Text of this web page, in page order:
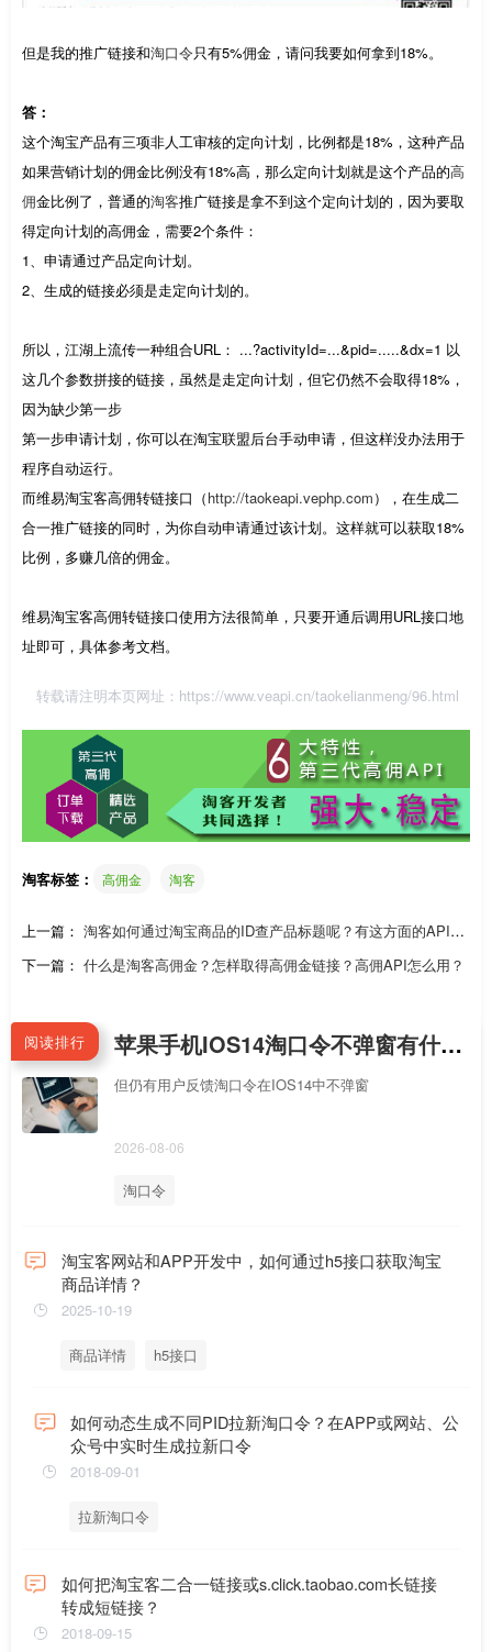
但是我的推广链接和淘口令只有5%佣金，请问我要如何拿到18%。
答：
这个淘宝产品有三项非人工审核的定向计划，比例都是18%，这种产品
如果营销计划的佣金比例没有18%高，那么定向计划就是这个产品的高
佣金比例了，普通的淘客推广链接是拿不到这个定向计划的，因为要取
得定向计划的高佣金，需要2个条件：
1、申请通过产品定向计划。
2、生成的链接必须是走定向计划的。
所以，江湖上流传一种组合URL： ...?activityId=...&pid=.....&dx=1 以
这几个参数拼接的链接，虽然是走定向计划，但它仍然不会取得18%，
因为缺少第一步
第一步申请计划，你可以在淘宝联盟后台手动申请，但这样没办法用于
程序自动运行。
而维易淘宝客高佣转链接口（http://taokeapi.vephp.com），在生成二
合一推广链接的同时，为你自动申请通过该计划。这样就可以获取18%
比例，多赚几倍的佣金。
维易淘宝客高佣转链接口使用方法很简单，只要开通后调用URL接口地
址即可，具体参考文档。
转载请注明本页网址： https://www.veapi.cn/taokelianmeng/96.html
淘客标签： 高佣金 淘客
上一篇： 淘客如何通过淘宝商品的ID查产品标题呢？有这方面的API
吗？
下一篇： 什么是淘客高佣金？怎样取得高佣金链接？高佣API怎么用？
阅读排行 苹果手机IOS14淘口令不弹窗有什么解决办法？
但仍有用户反馈淘口令在IOS14中不弹窗
2026-08-06
淘口令
淘宝客网站和APP开发中，如何通过h5接口获取淘宝
商品详情？
2025-10-19
商品详情 h5接口
如何动态生成不同PID拉新淘口令？在APP或网站、公
众号中实时生成拉新口令
2018-09-01
拉新淘口令
如何把淘宝客二合一链接或s.click.taobao.com长链接
转成短链接？
2018-09-15